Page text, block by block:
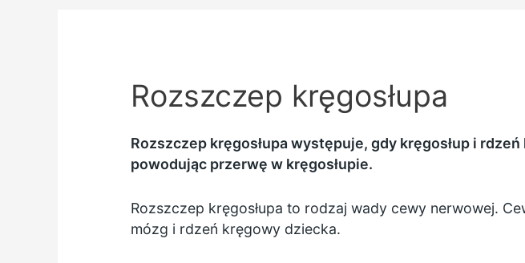
Rozszczep kręgosłupa
Rozszczep kręgosłupa występuje, gdy kręgosłup i
powodując przerwę w kręgosłupie.
Rozszczep kręgosłupa to rodzaj wady cewy nerwowej.
mózg i rdzeń kręgowy dziecka.